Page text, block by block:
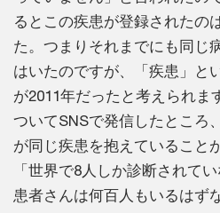
るとこの疾患が登録されたの
た。つまりそれまでにも同じ
はいたのですが、「疾患」と
が2011年だったと考えられま
ついてSNSで発信したところ
が同じ疾患を抱えていること
「世界で8人しか診断されて
患者さんは何百人もいるはず